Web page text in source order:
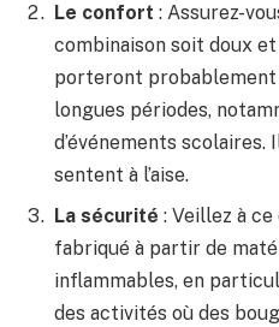
Le confort : Assurez-
combinaison soit doux
porteront probablement
longues périodes,
d’événements scolaires.
sentent à l’aise.
La sécurité : Veillez à
fabriqué à partir de
inflammables, en
des activités où des